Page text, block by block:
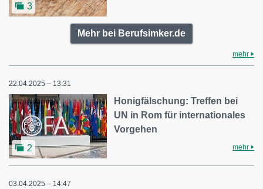
3
Mehr bei Berufsimker.de
mehr
22.04.2025 – 13:31
2
Honigfälschung: Treffen bei
UN in Rom für internationales
Vorgehen
mehr
03.04.2025 – 14:47